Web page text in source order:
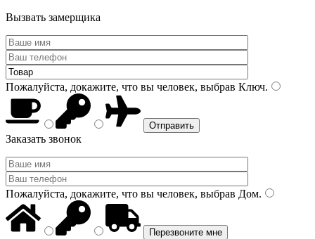
Вызвать замерщика
Пожалуйста, докажите, что вы человек, выбрав Ключ.
Заказать звонок
Пожалуйста, докажите, что вы человек, выбрав Дом.